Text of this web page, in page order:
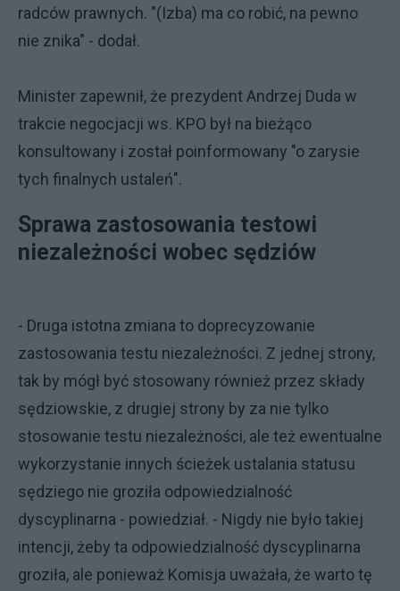
radców prawnych. "(Izba) ma co robić, na pewno
nie znika" - dodał.
Minister zapewnił, że prezydent Andrzej Duda w
trakcie negocjacji ws. KPO był na bieżąco
konsultowany i został poinformowany "o zarysie
tych finalnych ustaleń".
Sprawa zastosowania testowi
niezależności wobec sędziów
- Druga istotna zmiana to doprecyzowanie
zastosowania testu niezależności. Z jednej strony,
tak by mógł być stosowany również przez składy
sędziowskie, z drugiej strony by za nie tylko
stosowanie testu niezależności, ale też ewentualne
wykorzystanie innych ścieżek ustalania statusu
sędziego nie groziła odpowiedzialność
dyscyplinarna - powiedział. - Nigdy nie było takiej
intencji, żeby ta odpowiedzialność dyscyplinarna
groziła, ale ponieważ Komisja uważała, że warto tę